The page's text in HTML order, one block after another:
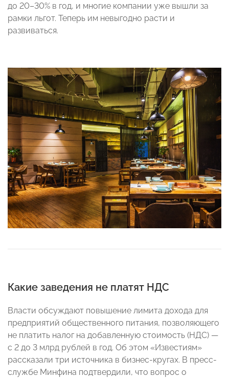
до 20–30% в год, и многие компании уже вышли за
рамки льгот. Теперь им невыгодно расти и
развиваться.
Какие заведения не платят НДС
Власти обсуждают повышение лимита дохода для
предприятий общественного питания, позволяющего
не платить налог на добавленную стоимость (НДС) —
с 2 до 3 млрд рублей в год. Об этом «Известиям»
рассказали три источника в бизнес-кругах. В пресс-
службе Минфина подтвердили, что вопрос о